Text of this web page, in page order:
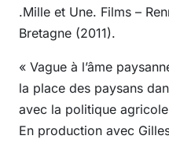
.Mille et Une. Films –
Bretagne (2011).
« Vague à l’âme
la place des paysans
avec la politique
En production avec